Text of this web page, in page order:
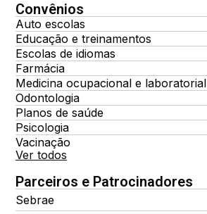
Convênios
Auto escolas
Educação e treinamentos
Escolas de idiomas
Farmácia
Medicina ocupacional e laboratorial
Odontologia
Planos de saúde
Psicologia
Vacinação
Ver todos
Parceiros e Patrocinadores
Sebrae